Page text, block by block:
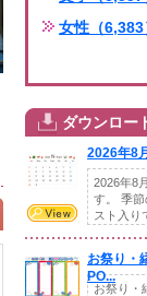
女性（6,383
ダウンロー
2026年8
2026年8
す。 季節
スト入り
お祭り・
PO...
お祭り・